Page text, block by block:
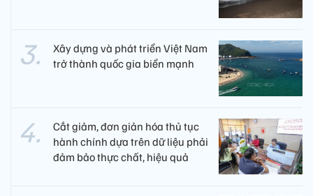
Xây dựng và phát triển Việt Nam
trở thành quốc gia biển mạnh
Cắt giảm, đơn giản hóa thủ tục
hành chính dựa trên dữ liệu phải
đảm bảo thực chất, hiệu quả